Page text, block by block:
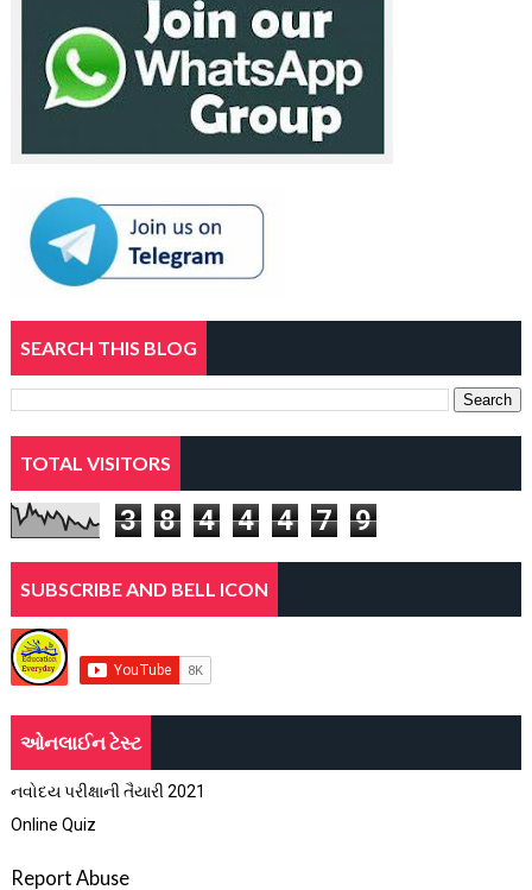
SEARCH THIS BLOG
TOTAL VISITORS
3 8 4 4 4 7 9
SUBSCRIBE AND BELL ICON
ઓનલાઈન ટેસ્ટ
નવોદય પરીક્ષાની તૈયારી 2021
Online Quiz
Report Abuse